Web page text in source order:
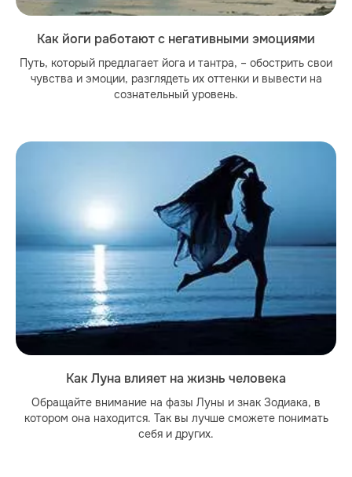
Как йоги работают с негативными эмоциями
Путь, который предлагает йога и тантра, – обострить свои
чувства и эмоции, разглядеть их оттенки и вывести на
сознательный уровень.
Как Луна влияет на жизнь человека
Обращайте внимание на фазы Луны и знак Зодиака, в
котором она находится. Так вы лучше сможете понимать
себя и других.